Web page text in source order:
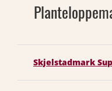
Skjelstadmark